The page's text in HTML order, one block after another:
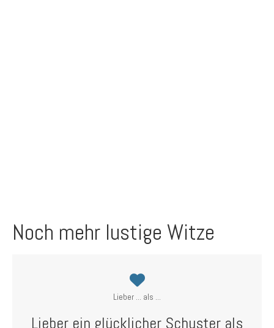
Noch mehr lustige Witze
Lieber ... als ...
Lieber ein glücklicher Schuster als